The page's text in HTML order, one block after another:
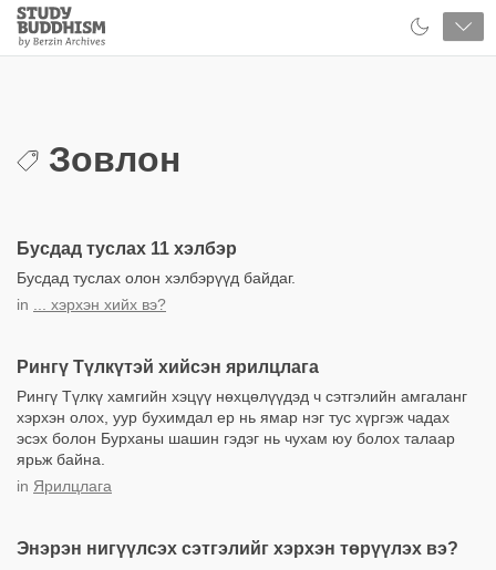
Close
Study
Buddhism
Зовлон
Бусдад туслах 11 хэлбэр
Бусдад туслах олон хэлбэрүүд байдаг.
in
... хэрхэн хийх вэ?
Рингү Түлкүтэй хийсэн ярилцлага
Рингү Түлкү хамгийн хэцүү нөхцөлүүдэд ч сэтгэлийн амгаланг
хэрхэн олох, уур бухимдал ер нь ямар нэг тус хүргэж чадах
эсэх болон Бурханы шашин гэдэг нь чухам юу болох талаар
ярьж байна.
in Ярилцлага
Энэрэн нигүүлсэх сэтгэлийг хэрхэн төрүүлэх вэ?